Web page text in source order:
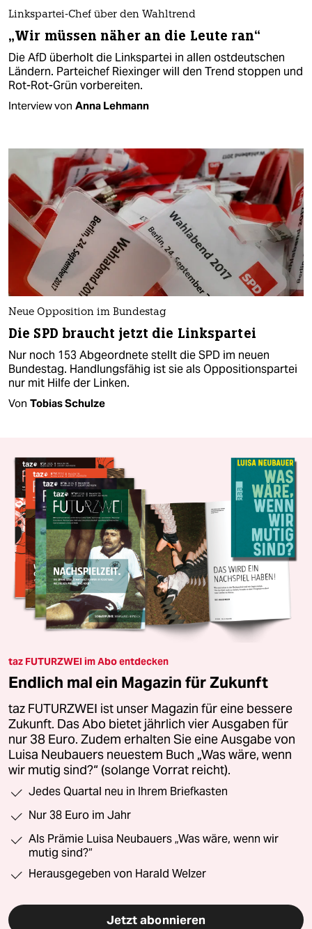
Linkspartei-Chef über den Wahltrend
„Wir müssen näher an die Leute ran“
Die AfD überholt die Linkspartei in allen ostdeutschen
Ländern. Parteichef Riexinger will den Trend stoppen und
Rot-Rot-Grün vorbereiten.
Interview von Anna Lehmann
Neue Opposition im Bundestag
Die SPD braucht jetzt die Linkspartei
Nur noch 153 Abgeordnete stellt die SPD im neuen
Bundestag. Handlungsfähig ist sie als Oppositionspartei
nur mit Hilfe der Linken.
Von Tobias Schulze
taz FUTURZWEI im Abo entdecken
Endlich mal ein Magazin für Zukunft
taz FUTURZWEI ist unser Magazin für eine bessere
Zukunft. Das Abo bietet jährlich vier Ausgaben für
nur 38 Euro. Zudem erhalten Sie eine Ausgabe von
Luisa Neubauers neuestem Buch „Was wäre, wenn
wir mutig sind?“ (solange Vorrat reicht).
Jedes Quartal neu in Ihrem Briefkasten
Nur 38 Euro im Jahr
Als Prämie Luisa Neubauers „Was wäre, wenn wir
mutig sind?“
Herausgegeben von Harald Welzer
Jetzt abonnieren